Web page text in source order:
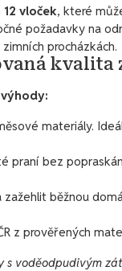
vloček, které
požadavky na
procházkách.
kvalita
materiály.
praní bez
běžnou
z prověřených
s voděodpudivým